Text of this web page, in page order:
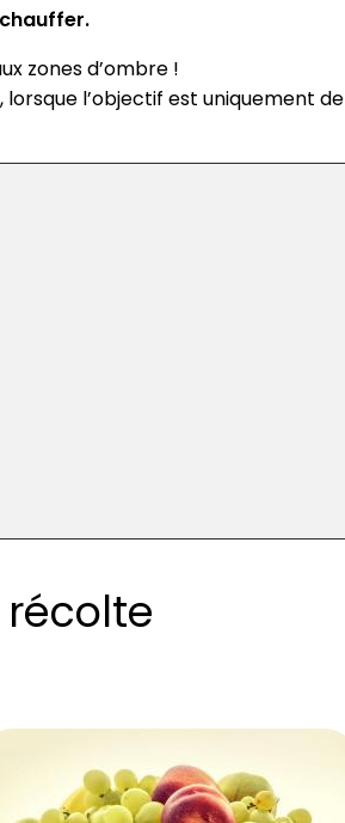
zones d’ombre !
l’objectif est uniquement de